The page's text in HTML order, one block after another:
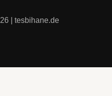
| tesbihane.de